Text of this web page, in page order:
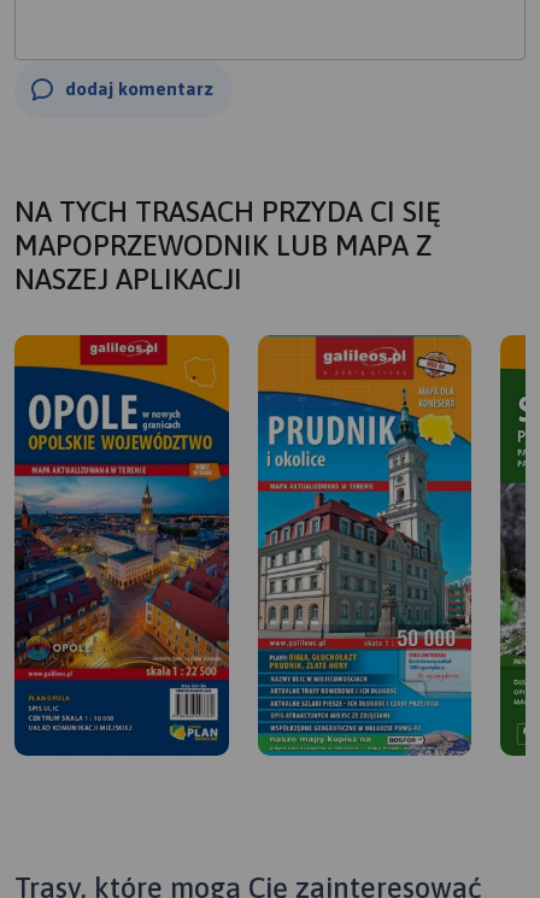
dodaj komentarz
NA TYCH TRASACH PRZYDA CI SIĘ
MAPOPRZEWODNIK LUB MAPA Z
NASZEJ APLIKACJI
Trasy, które mogą Cię zainteresować